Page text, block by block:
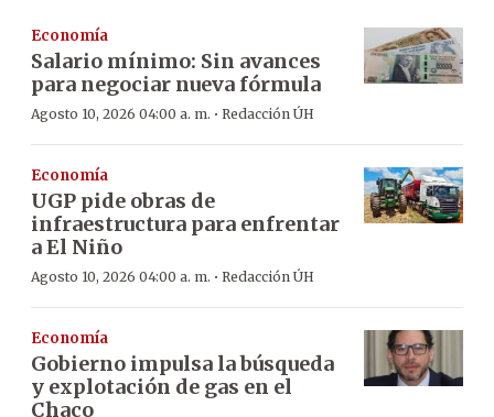
Economía
Salario mínimo: Sin avances
para negociar nueva fórmula
Agosto 10, 2026 04:00 a. m. · Redacción ÚH
Economía
UGP pide obras de
infraestructura para enfrentar
a El Niño
Agosto 10, 2026 04:00 a. m. · Redacción ÚH
Economía
Gobierno impulsa la búsqueda
y explotación de gas en el
Chaco